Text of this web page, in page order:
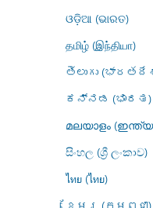
ଓଡ଼ିଆ (ଭାରତ)
தமிழ் (இந்தியா)
తెలుగు
ಕನ್ನಡ (ಭಾರತ)
മലയാളം
සිංහල (ශ්‍රී ලංකාව)
ไทย (ไทย)
ខ្មែរ (កម្ពុជា)